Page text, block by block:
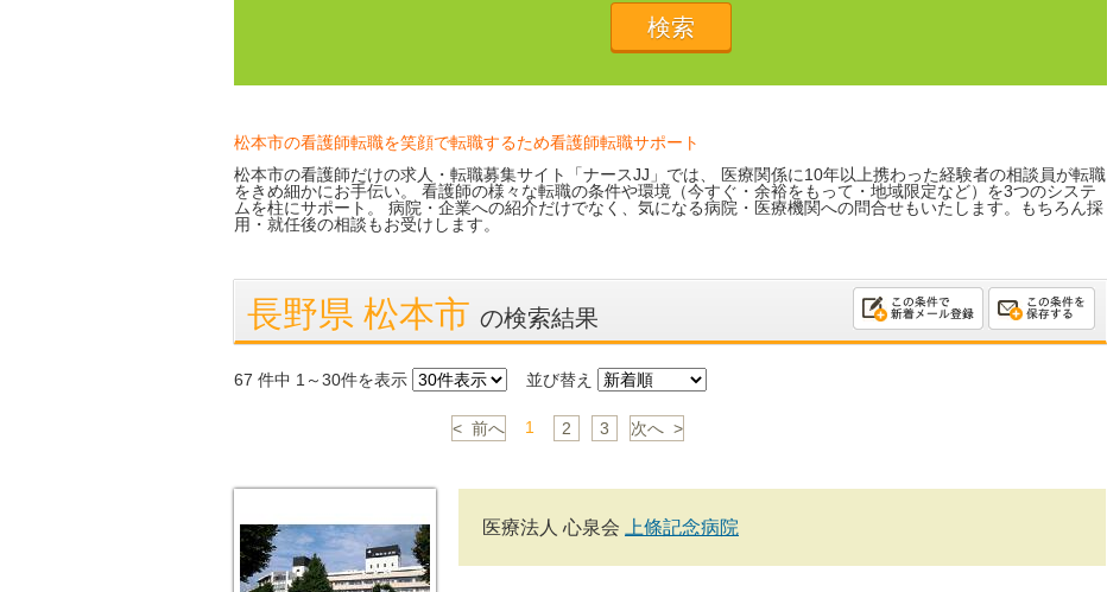
松本市の看護師転職を笑顔で転職するため看護師転職サポート
松本市の看護師だけの求人・転職募集サイト「ナースJJ」では、 医療関係に10年以上携わった経験者の相談員が転職
をきめ細かにお手伝い。 看護師の様々な転職の条件や環境（今すぐ・余裕をもって・地域限定など）を3つのシステ
ムを柱にサポート。 病院・企業への紹介だけでなく、気になる病院・医療機関への問合せもいたします。もちろん採
用・就任後の相談もお受けします。
長野県 松本市 の検索結果
67 件中 1～30件を表示 並び替え
< 前へ 1 2 3 次へ >
医療法人 心泉会 上條記念病院